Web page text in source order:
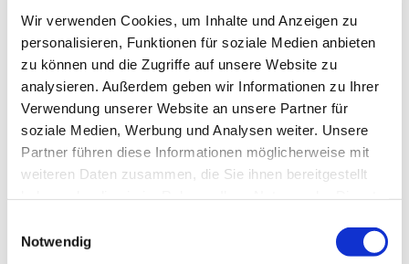
Wir verwenden Cookies, um Inhalte und Anzeigen zu
personalisieren, Funktionen für soziale Medien anbieten
zu können und die Zugriffe auf unsere Website zu
analysieren. Außerdem geben wir Informationen zu Ihrer
Verwendung unserer Website an unsere Partner für
soziale Medien, Werbung und Analysen weiter. Unsere
Partner führen diese Informationen möglicherweise mit
weiteren Daten zusammen, die Sie ihnen bereitgestellt
Notwendig